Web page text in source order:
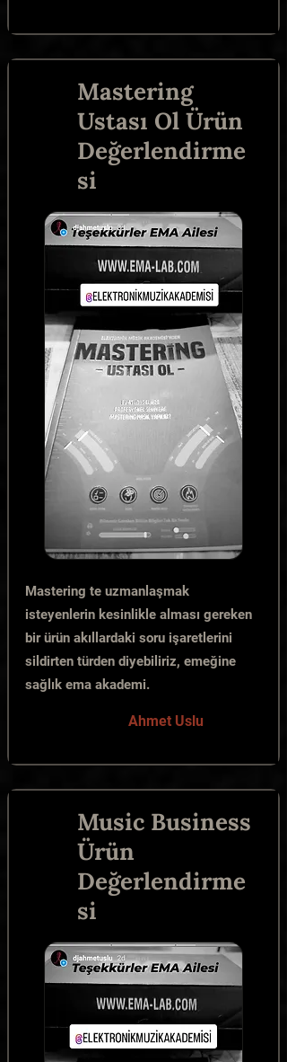
Mastering
Ustası Ol Ürün
Değerlendirme
si
Mastering te uzmanlaşmak
isteyenlerin kesinlikle alması gereken
bir ürün akıllardaki soru işaretlerini
sildirten türden diyebiliriz, emeğine
sağlık ema akademi.
Ahmet Uslu
Music Business
Ürün
Değerlendirme
si